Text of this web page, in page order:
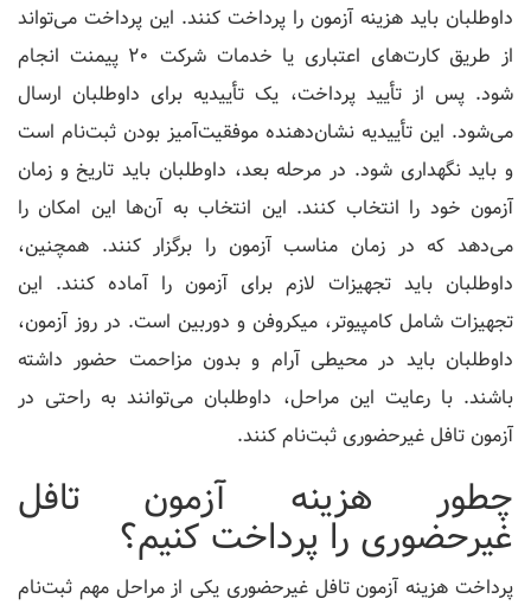
داوطلبان باید هزینه آزمون را پرداخت کنند. این پرداخت می‌تواند
از طریق کارت‌های اعتباری یا خدمات شرکت 20 پیمنت انجام
شود. پس از تأیید پرداخت، یک تأییدیه برای داوطلبان ارسال
می‌شود. این تأییدیه نشان‌دهنده موفقیت‌آمیز بودن ثبت‌نام است
و باید نگهداری شود. در مرحله بعد، داوطلبان باید تاریخ و زمان
آزمون خود را انتخاب کنند. این انتخاب به آن‌ها این امکان را
می‌دهد که در زمان مناسب آزمون را برگزار کنند. همچنین،
داوطلبان باید تجهیزات لازم برای آزمون را آماده کنند. این
تجهیزات شامل کامپیوتر، میکروفن و دوربین است. در روز آزمون،
داوطلبان باید در محیطی آرام و بدون مزاحمت حضور داشته
باشند. با رعایت این مراحل، داوطلبان می‌توانند به راحتی در
آزمون تافل غیرحضوری ثبت‌نام کنند.
چطور هزینه آزمون تافل
غیرحضوری را پرداخت کنیم؟
پرداخت هزینه آزمون تافل غیرحضوری یکی از مراحل مهم ثبت‌نام